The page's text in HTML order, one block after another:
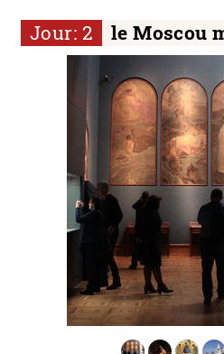
Jour: 2 le Moscou